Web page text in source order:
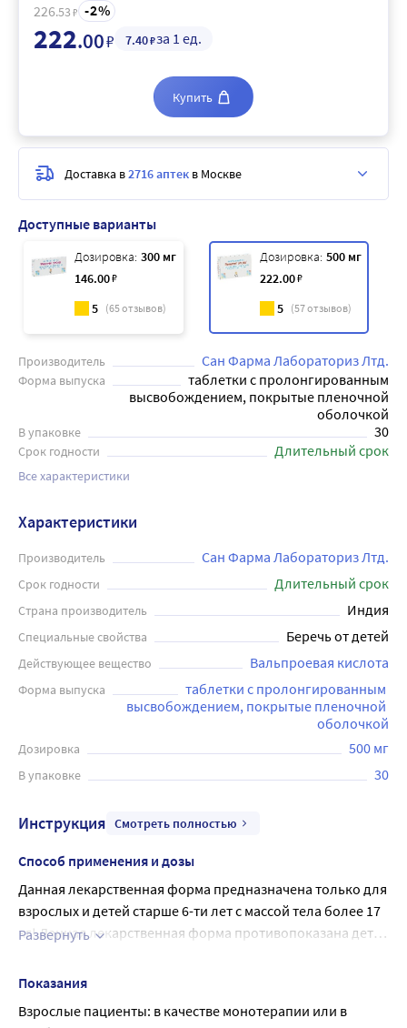
Доступные варианты
Дозировка: 300 мг
146.00₽
5 (65отзывов)
Дозировка: 500 мг
222.00₽
5 (57отзывов)
Производитель Сан Фарма Лабораториз Лтд.
Форма выпуска
таблетки с пролонгированным
высвобождением, покрытые пленочной
оболочкой
В упаковке 30
Срок годности Длительный срок
Все характеристики
226.53 ₽ 2
222.00₽ 7.40₽за 1 ед.
Купить
Доставка в2716 аптек в Москве
Характеристики
Производитель Сан Фарма Лабораториз Лтд.
Срок годности Длительный срок
Страна производитель Индия
Специальные свойства Беречь от детей
Действующее вещество Вальпроевая кислота
Форма выпуска
таблетки с пролонгированным
высвобождением, покрытые пленочной
оболочкой
Дозировка 500 мг
В упаковке 30
Инструкция Смотреть полностью
Способ применения и дозы
Данная лекарственная форма предназначена только для
взрослых и детей старше 6-ти лет с массой тела более 17
кг! Данная лекарственная форма противопоказана детям
пути при глотании)! Энкорат хроно® представляет собой
действующего вещества. Пролонгированное
мг вальпроевой кислоты/кг массы тела (600-1200 мг);
25 мг вальпроевой кислоты/кг массы тела (1000-1500
Развернуть
Показания
Взрослые пациенты: в качестве монотерапии или в